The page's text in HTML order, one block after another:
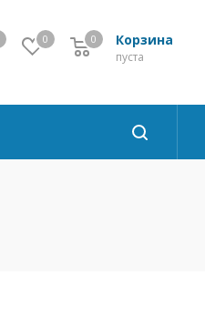
0 Корзина
пуста
0